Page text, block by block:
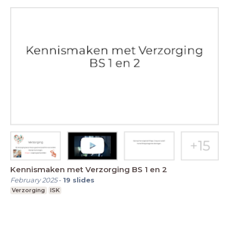
Kennismaken met Verzorging BS 1 en 2
February 2025- 19 slides
Verzorging ISK